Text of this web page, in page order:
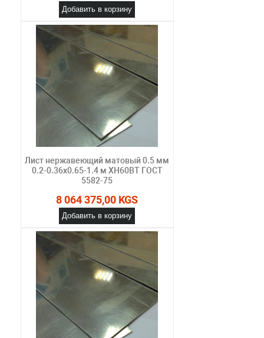
Добавить в корзину
Лист нержавеющий матовый 0.5 мм
0.2-0.36х0.65-1.4 м ХН60ВТ ГОСТ
5582-75
8 064 375,00 KGS
Добавить в корзину